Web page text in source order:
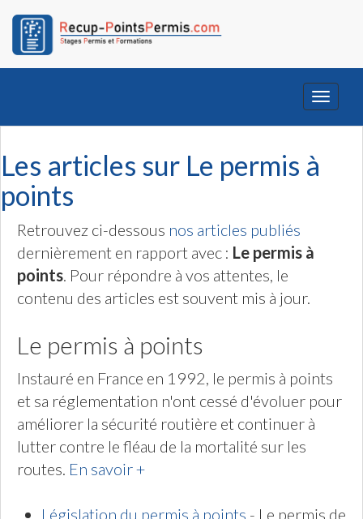
Toggle
Les articles sur Le permis à
points
Retrouvez ci-dessous nos articles publiés
dernièrement en rapport avec : Le permis à
points. Pour répondre à vos attentes, le
contenu des articles est souvent mis à jour.
Le permis à points
Instauré en France en 1992, le permis à points
et sa réglementation n'ont cessé d'évoluer pour
améliorer la sécurité routière et continuer à
lutter contre le fléau de la mortalité sur les
routes. En savoir +
Législation du permis à points - Le permis de